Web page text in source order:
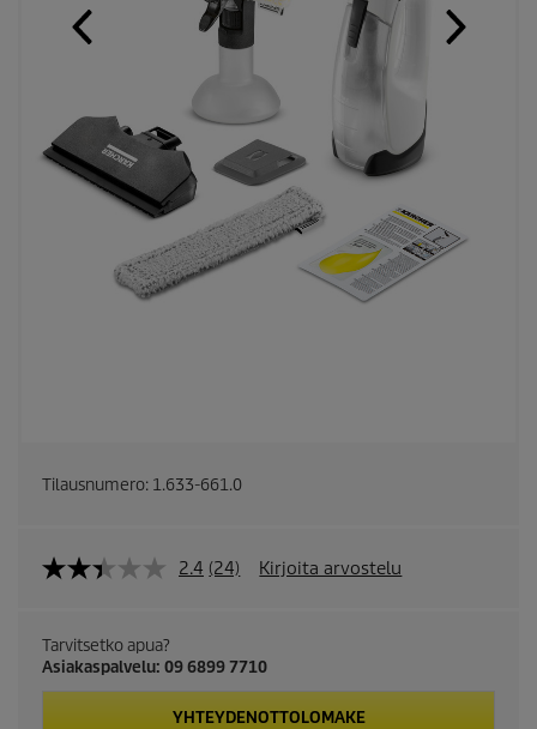
Tilausnumero: 1.633-661.0
2.4 (24) Kirjoita arvostelu
Tarvitsetko apua?
Asiakaspalvelu: 09 6899 7710
YHTEYDENOTTOLOMAKE